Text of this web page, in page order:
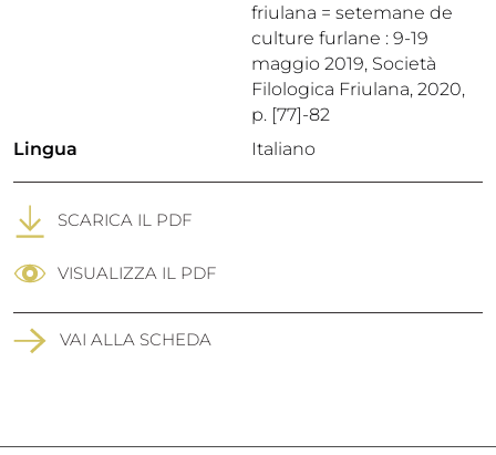
friulana = setemane de
culture furlane : 9-19
maggio 2019, Società
Filologica Friulana, 2020,
p. [77]-82
Lingua
Italiano
SCARICA IL PDF
VISUALIZZA IL PDF
VAI ALLA SCHEDA